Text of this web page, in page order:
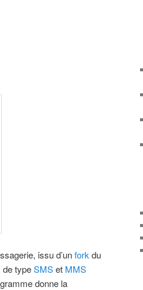
issu d’unfork du
de typeSMSet MMS
donne la